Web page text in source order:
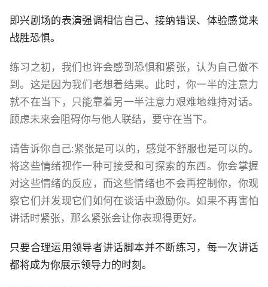
即兴剧场的表演强调相信自己、接纳错误、体验感觉来
战胜恐惧。
练习之初，我们也许会感到恐惧和紧张，认为自己做不
到。这是因为我们老想着结果。此时，你一半的注意力
就不在当下，只能靠着另一半注意力艰难地维持对话。
顾虑未来会阻碍你与他人联结，要守在当下。
请告诉你自己:紧张是可以的，感觉不舒服也是可以的。
将这些情绪视作一种可接受和可探索的东西。你会掌握
对这些情绪的反应，而这些情绪也不会再控制你，你观
察它们并发现它们如何在谈话中激励你。如果不再害怕
讲话时紧张，那么紧张会让你表现得更好。
只要合理运用领导者讲话脚本并不断练习，每一次讲话
都将成为你展示领导力的时刻。